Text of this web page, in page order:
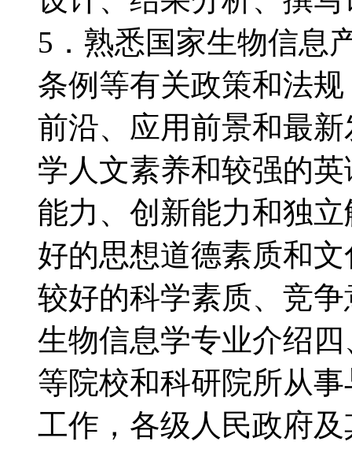
5．熟悉国家生物信息
条例等有关政策和法
前沿、应用前景和最
学人文素养和较强的
能力、创新能力和独
好的思想道德素质和
较好的科学素质、竞
生物信息学专业介绍
等院校和科研院所从
工作，各级人民政府